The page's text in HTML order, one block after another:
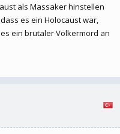
als Massaker hinstellen
es ein Holocaust war,
ein brutaler Völkermord an